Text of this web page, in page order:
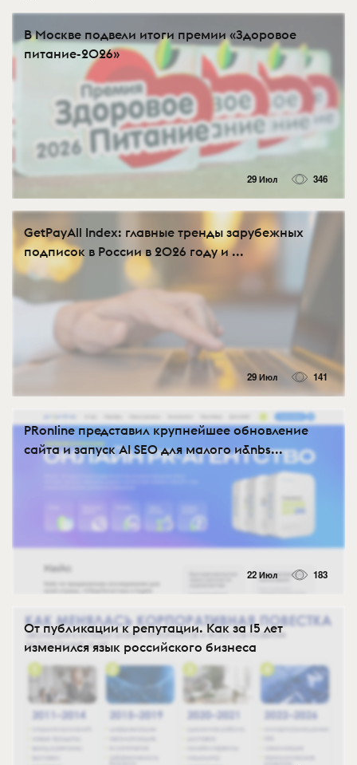
В Москве подвели итоги премии «Здоровое
питание-2026»
29 Июл 346
GetPayAll Index: главные тренды зарубежных
подписок в России в 2026 году и ...
29 Июл 141
PRonline представил крупнейшее обновление
сайта и запуск AI SEO для малого и&nbs...
22 Июл 183
От публикации к репутации. Как за 15 лет
изменился язык российского бизнеса